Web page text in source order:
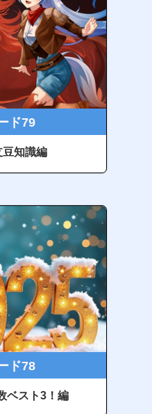
ド79
豆知識編
ド78
ベスト3！編